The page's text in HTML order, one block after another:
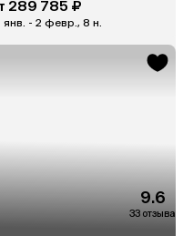
289 785 ₽
янв. - 2 февр., 8 н.
9.6
33 отзыва